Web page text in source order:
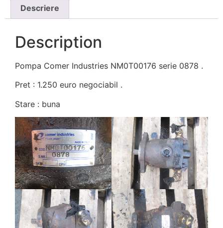
Descriere
Description
Pompa Comer Industries NM0T00176 serie 0878 .
Pret : 1.250 euro negociabil .
Stare : buna